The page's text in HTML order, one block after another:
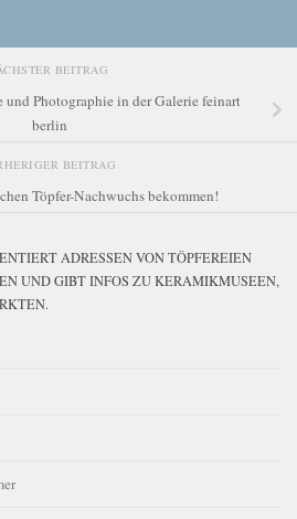
BEITRAG
Photographie in der Galerie feinart
berlin
BEITRAG
Töpfer-Nachwuchs bekommen!
ADRESSEN VON TÖPFEREIEN
UND GIBT INFOS ZU KERAMIKMUSEEN,